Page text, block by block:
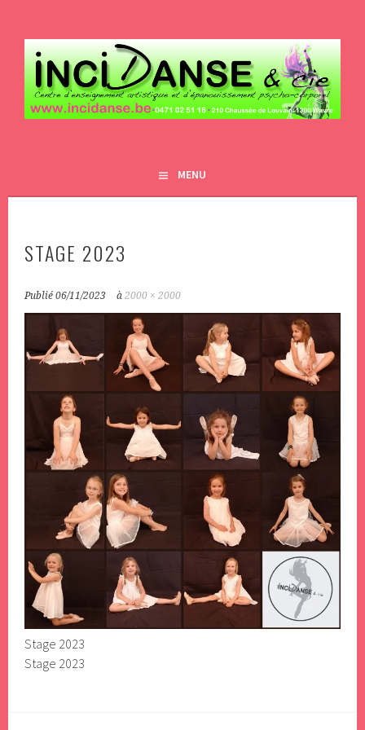
contenu
principal
INCIDANSE&CIE
MENU
STAGE 2023
Publié06/11/2023 à2000 × 2000
Stage 2023
Stage 2023